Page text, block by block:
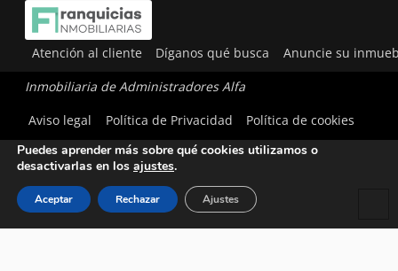
Atención al cliente Díganos qué busca Anuncie su
Inmobiliaria de Administradores Alfa
Aviso legal
Política de Privacidad Política de cookies
Utilizamos cookies para ofrecerte la mejor experiencia en
Puedes aprender más sobre qué cookies utilizamos o
desactivarlas en los ajustes.
Aceptar Rechazar Ajustes